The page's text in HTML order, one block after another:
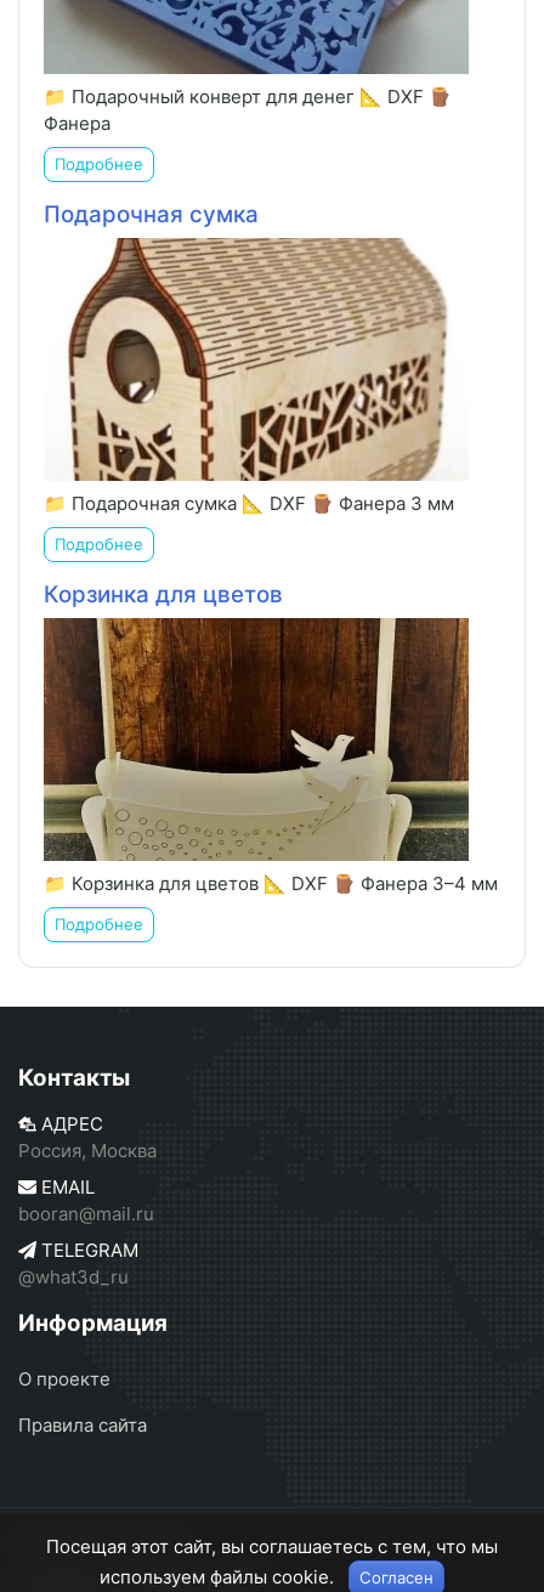
📁 Подарочный конверт для денег 📐 DXF 🪵
Фанера
Подробнее
Подарочная сумка
📁 Подарочная сумка 📐 DXF 🪵 Фанера 3 мм
Подробнее
Корзинка для цветов
📁 Корзинка для цветов 📐 DXF 🪵 Фанера 3–4 мм
Подробнее
Контакты
АДРЕС
Россия, Москва
EMAIL
booran@mail.ru
TELEGRAM
@what3d_ru
Информация
О проекте
Правила сайта
what3d.ru © 2026
О проекте
Правила сайта
Посещая этот сайт, вы соглашаетесь с тем, что мы
используем файлы cookie.
Согласен